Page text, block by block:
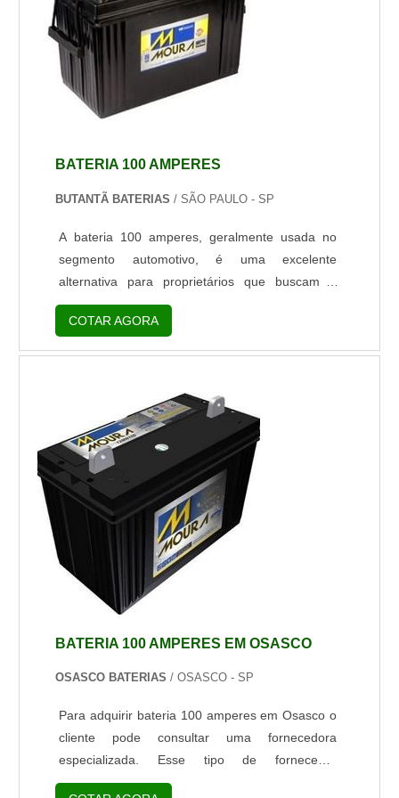
BATERIA 100 AMPERES
BUTANTÃ BATERIAS/ SÃO PAULO - SP
A bateria 100 amperes, geralmente usada no
segmento automotivo, é uma excelente
alternativa para proprietários que buscam a
reposição de bateria para seus veículos
comerciais que demandam acumuladores de
alta capacidade. Nesse caso, a bateria de 100A
possuem a especificação de fábrica para
baterias de 100A usar outras como alternativas
mais baratas ou com o pensamento de ter maior
potência p...
COTAR AGORA
BATERIA 100 AMPERES EM OSASCO
OSASCO BATERIAS/ OSASCO - SP
Para adquirir bateria 100 amperes em Osasco o
cliente pode consultar uma fornecedora
especializada. Esse tipo de fornecedor
apresenta diversos benefícios, sendo de grande